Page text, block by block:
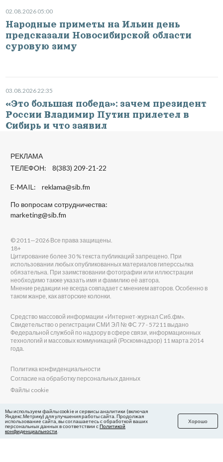
02.08.2026 05:00
Народные приметы на Ильин день
предсказали Новосибирской области
суровую зиму
03.08.2026 22:35
«Это большая победа»: зачем президент
России Владимир Путин прилетел в
Сибирь и что заявил
РЕКЛАМА
ТЕЛЕФОН: 8(383) 209-21-22
E-MAIL: reklama@sib.fm
По вопросам сотрудничества:
marketing@sib.fm
© 2011—2026 Все права защищены.
18+
Цитирование более 30 % текста публикаций запрещено. При
использовании любых опубликованных материалов гиперссылка
обязательна. При заимствовании фотографии или иллюстрации
необходимо также указать имя и фамилию её автора.
Мнение редакции не всегда совпадает с мнением авторов. Особенно в
таком жанре, как авторские колонки.
Средство массовой информации «Интернет-журнал Сиб.фм».
Свидетельство о регистрации СМИ ЭЛ № ФС 77 - 57211 выдано
Федеральной службой по надзору в сфере связи, информационных
технологий и массовых коммуникаций (Роскомнадзор) 11 марта 2014
года.
Политика конфиденциальности
Согласие на обработку персональных данных
Файлы cookie
Главный редактор Сиб.фм
Бобровников Виктор Евгеньевич
Учредитель ООО «Сиб.фм»
E-mail редакции: fm@sib.fm
Мы используем файлы cookie и сервисы аналитики (включая
Яндекс.Метрику) для улучшения работы сайта. Продолжая
использование сайта, вы соглашаетесь с обработкой ваших
персональных данных в соответствии сПолитикой
конфиденциальности
Хорошо